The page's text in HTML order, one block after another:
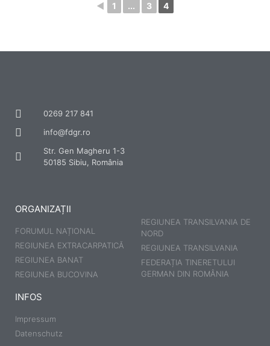
◄ 1 ... 3 4
0269 217 841
info@fdgr.ro
Str. Gen Magheru 1-3
50185 Sibiu, România
ORGANIZAȚII
FORUMUL NAȚIONAL
REGIUNEA EXTRACARPATICĂ
REGIUNEA BANAT
REGIUNEA BUCOVINA
REGIUNEA TRANSILVANIA DE
NORD
REGIUNEA TRANSILVANIA
FEDERAȚIA TINERETULUI
GERMAN DIN ROMÂNIA
INFOS
Impressum
Datenschutz